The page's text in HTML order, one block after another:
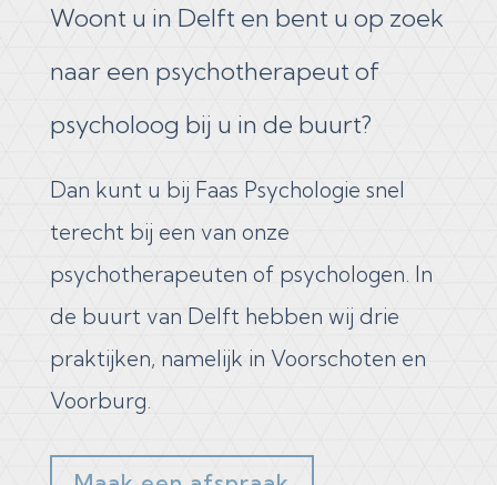
Woont u in Delft en bent u op zoek
naar een psychotherapeut of
psycholoog bij u in de buurt?
Dan kunt u bij Faas Psychologie snel
terecht bij een van onze
psychotherapeuten of psychologen. In
de buurt van​ Delft hebben wij drie
praktijken, namelijk in Voorschoten en
Voorburg.​